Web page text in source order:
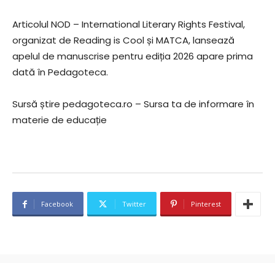
Articolul NOD – International Literary Rights Festival,
organizat de Reading is Cool și MATCA, lansează
apelul de manuscrise pentru ediția 2026 apare prima
dată în Pedagoteca.
Sursă știre pedagoteca.ro – Sursa ta de informare în
materie de educație
Facebook Twitter Pinterest